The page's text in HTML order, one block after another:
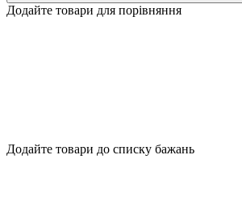
Додайте товари для порівняння
Додайте товари до списку бажань